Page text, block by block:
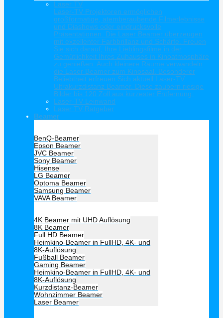
Laser TV
Laser-TV Projektoren ermöglichen
großformatige, atemberaubende Filmerlebnisse
und Diashows oder eindrucksvolle
Präsentationen. Die Laser Beamer überzeugen
mit exzellenter Farbbrillanz und Schärfe. Freuen
Sie sich darauf, Ihre Lieblingsfilme in der
Gemütlichkeit Ihres Zuhauses in Kinoatmosphäre
zu genießen. Auch kleinere Räume verwandeln
die Laser Beamer zum Kinosaal. Besonderer
Beliebtheit erfreuen Sich aktuell Laser-TV
Ultrakurzdistanz Beamer. Diese zaubern riesige
Bilder bis 120 Zoll aus kürzester Entfernung.
Laser-TV Leinwand
Laser TV Ratgeber
Beamer
BenQ-Beamer
Epson Beamer
JVC Beamer
Sony Beamer
Hisense
LG Beamer
Optoma Beamer
Samsung Beamer
VAVA Beamer
4K Beamer mit UHD Auflösung
8K Beamer
Full HD Beamer
Heimkino-Beamer in FullHD, 4K- und
8K-Auflösung
Fußball Beamer
Gaming Beamer
Heimkino-Beamer in FullHD, 4K- und
8K-Auflösung
Kurzdistanz-Beamer
Wohnzimmer Beamer
Laser Beamer